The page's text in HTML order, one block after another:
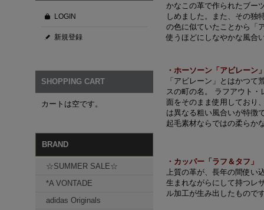
LOGIN
新規登録
SHOPPING CART
カートは空です。
BRAND
☆SUMMER SALE☆
*A VONTADE
adidas Originals
かなこの革で作られたブー
しめました。また、その独
の色に似ていたことから「
使うほどにしなやかな風合
・ホーソーン「アビレーン
「アビレーン」とはかつ
スの町の名。 ラフアウト
面をそのまま使用しており
は異なる粗い風合いが特徴
起毛素材ならではの柔らか
・カッパー「ラフ＆タフ」
上質の革が、長年の間使い
生まれながらにして持つレ
ル加工が生み出したもので